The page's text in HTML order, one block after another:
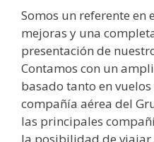
Somos un referente en
mejoras y una
presentación de
Contamos con un
basado tanto en
compañía aérea del
las principales